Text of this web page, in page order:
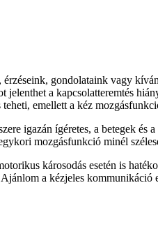
gondolataink vagy
a kapcsolatteremtés
emellett a kéz
igazán ígéretes, a betegek és
mozgásfunkció minél
károsodás esetén is
a kézjeles